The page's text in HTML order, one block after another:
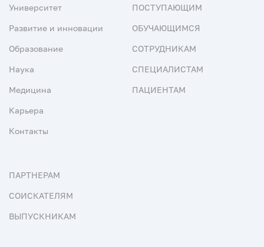
Университет
Развитие и инновации
Образование
Наука
Медицина
Карьера
Контакты
ПОСТУПАЮЩИМ
ОБУЧАЮЩИМСЯ
СОТРУДНИКАМ
СПЕЦИАЛИСТАМ
ПАЦИЕНТАМ
ПАРТНЕРАМ
СОИСКАТЕЛЯМ
ВЫПУСКНИКАМ